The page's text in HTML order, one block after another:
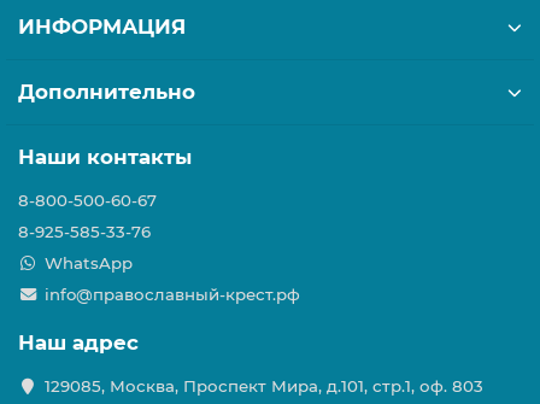
ИНФОРМАЦИЯ
Дополнительно
Наши контакты
8-800-500-60-67
8-925-585-33-76
WhatsApp
info@православный-крест.рф
Наш адрес
129085, Москва, Проспект Мира, д.101, стр.1, оф. 803